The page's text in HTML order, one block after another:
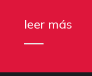
leer más